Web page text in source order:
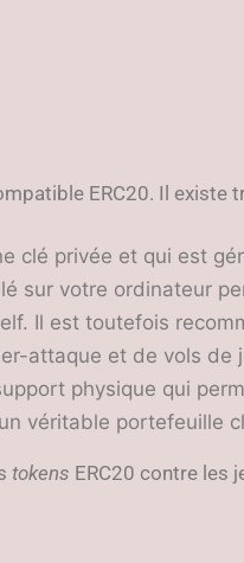
ERC20. Il existe
clé privée et qui est
sur votre ordinateur
Il est toutefois
attaque et de vols de
physique qui
véritable portefeuille
tokens ERC20 contre les